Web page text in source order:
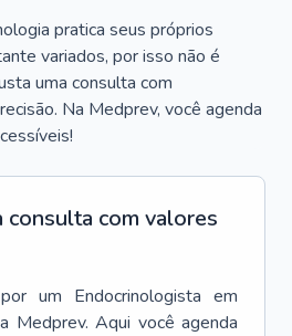
pratica seus próprios
variados, por isso não é
uma consulta com
Na Medprev, você agenda
consulta com valores
um Endocrinologista em
Medprev. Aqui você agenda